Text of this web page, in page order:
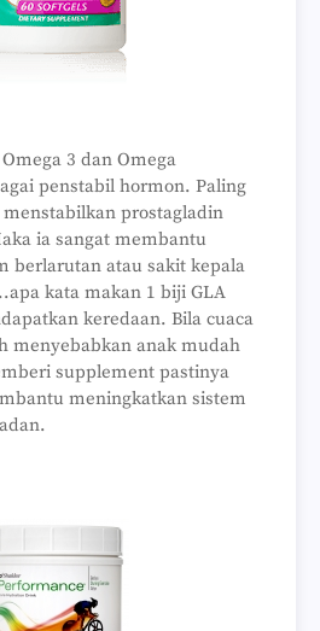
3 dan Omega
penstabil hormon. Paling
prostagladin
ia sangat membantu
berlarutan atau sakit kepala
kata makan 1 biji GLA
keredaan. Bila cuaca
menyebabkan anak mudah
supplement pastinya
meningkatkan sistem